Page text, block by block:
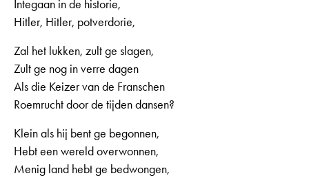
Integaan in de historie,
Hitler, Hitler, potverdorie,
Zal het lukken, zult ge slagen,
Zult ge nog in verre dagen
Als die Keizer van de Franschen
Roemrucht door de tijden dansen?
Klein als hij bent ge begonnen,
Hebt een wereld overwonnen,
Menig land hebt ge bedwongen,